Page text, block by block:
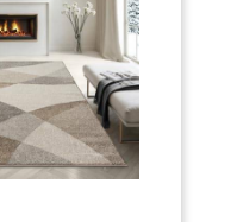
sûr TAPIS
MODERNE: lignes
épurées, design
contemporain et
palette de couleurs
actuelle apportent
une touche
intemporelle et